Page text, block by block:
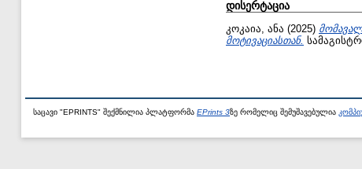
დისერტაცია
კოკაია, ანა (2025)
მოტივაციასთან.
საცავი "EPRINTS" შექმნილია პლატფორმა EPrints 3ზე რომელიც შემუშავებულია